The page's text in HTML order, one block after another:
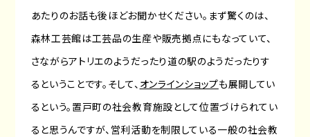
あたりのお話も後ほどお聞かせください。まず驚くのは、
森林工芸館は工芸品の生産や販売拠点にもなっていて、
さながらアトリエのようだったり道の駅のようだったりす
るということです。そして、 オンラインショップも展開してい
るという。置戸町の社会教育施設として位置づけられてい
ると思うんですが、営利活動を制限している一般の社会教